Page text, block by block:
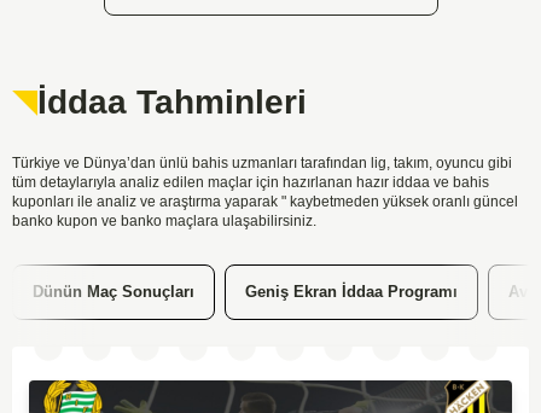
İddaa Tahminleri
Türkiye ve Dünya’dan ünlü bahis uzmanları tarafından lig, takım, oyuncu gibi
tüm detaylarıyla analiz edilen maçlar için hazırlanan hazır iddaa ve bahis
kuponları ile analiz ve araştırma yaparak " kaybetmeden yüksek oranlı güncel
banko kupon ve banko maçlara ulaşabilirsiniz.
Geniş Ekran İddaa Programı Avrupa'da En Çok Oynanan